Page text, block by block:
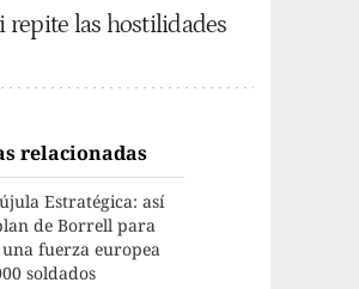
repite las hostilidades
relacionadas
Estratégica: así
de Borrell para
fuerza europea
soldados